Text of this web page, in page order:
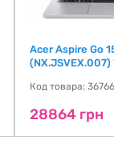
Acer Aspire Go
(NX.JSVEX.007)
Код товара:
28864 грн